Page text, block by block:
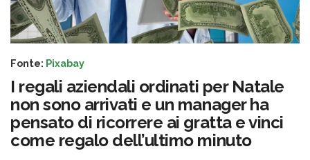
Fonte: Pixabay
I regali aziendali ordinati per Natale
non sono arrivati e un manager ha
pensato di ricorrere ai gratta e vinci
come regalo dell’ultimo minuto